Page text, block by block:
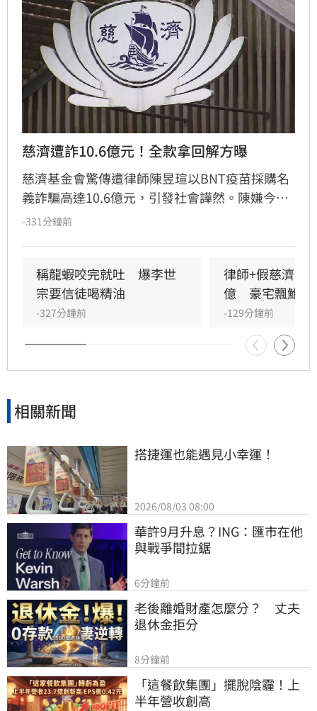
慈濟遭詐10.6億元！全款拿回解方曝
慈濟基金會驚傳遭律師陳昱瑄以BNT疫苗採購名
義詐騙高達10.6億元，引發社會譁然。陳嫌今年
5月已遭羈押，但慈濟直到起訴曝光才發表聲
內部審核機制疏漏，更有法界人士認為聲明內容
顯得被動且不尋常。
-331分鐘前
稱龍蝦咬完就吐　爆李世
宗要信徒喝精油
-327分鐘前
律師+假慈濟青
億　豪宅飄鮑魚
-129分鐘前
相關新聞
搭捷運也能遇見小幸運！
2026/08/03 08:00
華許9月升息？ING：匯市在他
與戰爭間拉鋸
6分鐘前
老後離婚財產怎麼分？　丈夫
退休金拒分
8分鐘前
「這餐飲集團」擺脫陰霾！上
半年營收創高